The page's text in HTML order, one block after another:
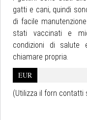
gatti e cani, quindi
di facile
stati vaccinati e
condizioni di salute
chiamare propria.
EUR
(Utilizza il forn contatti